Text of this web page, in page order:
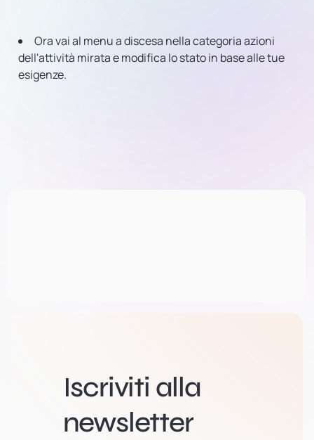
Ora vai al menu a discesa nella categoria azioni
dell'attività mirata e modifica lo stato in base alle tue
esigenze.
Iscriviti alla
newsletter